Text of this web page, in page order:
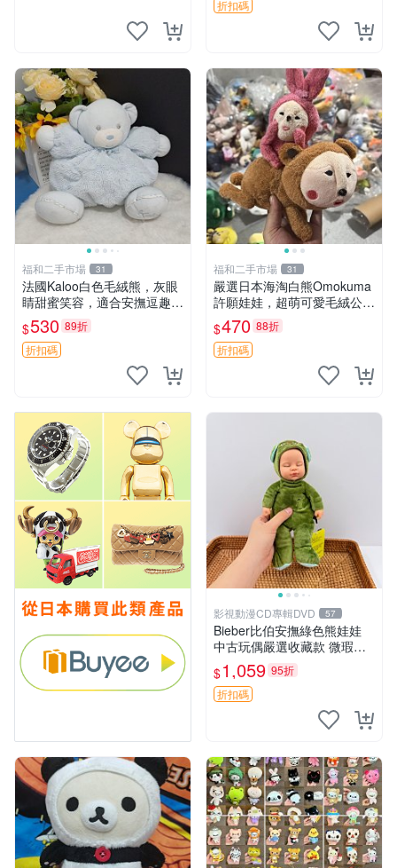
抓rary 搖鈴
折扣碼
福和二手市場 31
法國Kaloo白色毛絨熊，灰眼
睛甜蜜笑容，適合安撫逗趣可
愛，柔軟面料手感佳。14 白
色安撫熊 毛絨玩具 寶寶逗樂
具
$530 89折
折扣碼
福和二手市場 31
嚴選日本海淘白熊Omokuma
許願娃娃，超萌可愛毛絨公仔
推薦收藏 白熊 Omokuma 毛
絨玩具 偽裝娃娃 玩具擺飾
$470 88折
折扣碼
影視動漫CD專輯DVD 57
Bieber比伯安撫綠色熊娃娃
中古玩偶嚴選收藏款 微瑕輕
度使用 Bieber綠熊娃娃 中古
玩偶 微瑕
$1,059 95折
折扣碼